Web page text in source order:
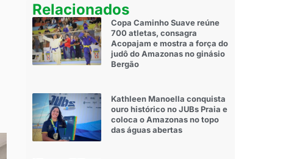
Relacionados
Copa Caminho Suave reúne
700 atletas, consagra
Acopajam e mostra a força do
judô do Amazonas no ginásio
Bergão
Kathleen Manoella conquista
ouro histórico no JUBs Praia e
coloca o Amazonas no topo
das águas abertas